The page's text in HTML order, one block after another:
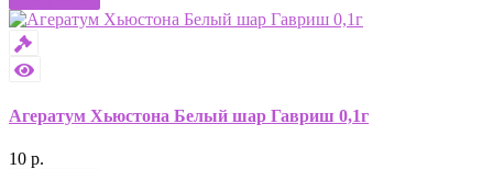
Агератум Хьюстона Белый шар Гавриш 0,1г
10 р.